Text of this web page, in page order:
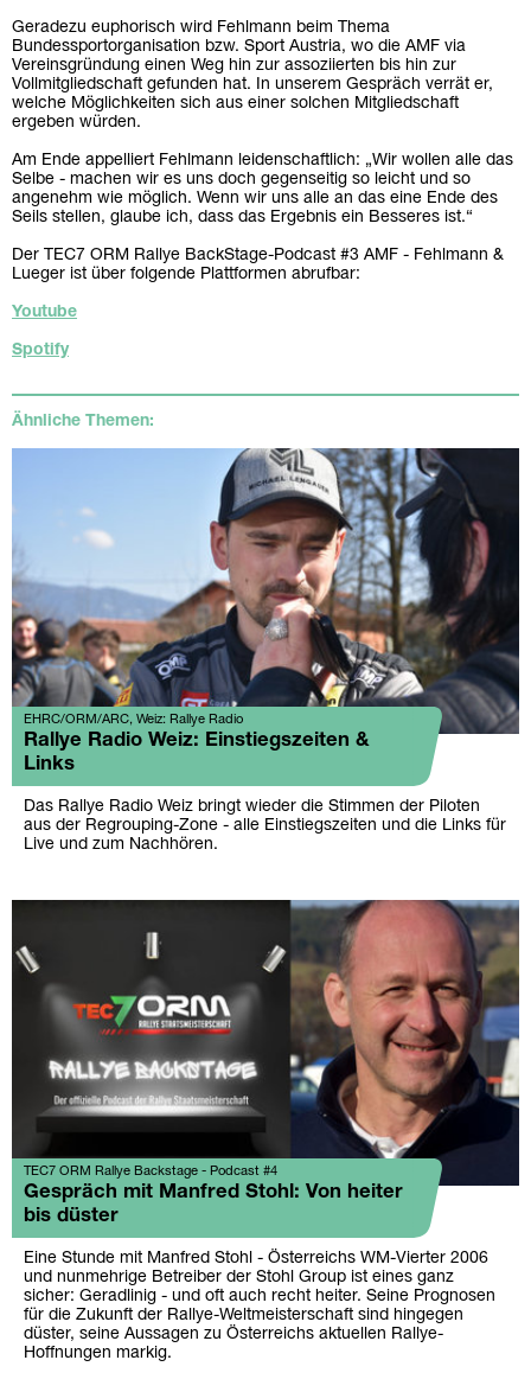
Geradezu euphorisch wird Fehlmann beim Thema
Bundessportorganisation bzw. Sport Austria, wo die AMF via
Vereinsgründung einen Weg hin zur assoziierten bis hin zur
Vollmitgliedschaft gefunden hat. In unserem Gespräch verrät er,
welche Möglichkeiten sich aus einer solchen Mitgliedschaft
ergeben würden.
Am Ende appelliert Fehlmann leidenschaftlich: „Wir wollen alle das
Selbe - machen wir es uns doch gegenseitig so leicht und so
angenehm wie möglich. Wenn wir uns alle an das eine Ende des
Seils stellen, glaube ich, dass das Ergebnis ein Besseres ist.“
Der TEC7 ORM Rallye BackStage-Podcast #3 AMF - Fehlmann &
Lueger ist über folgende Plattformen abrufbar:
Youtube
Spotify
Ähnliche Themen:
EHRC/ORM/ARC, Weiz: Rallye Radio
Rallye Radio Weiz: Einstiegszeiten &
Links
Das Rallye Radio Weiz bringt wieder die Stimmen der Piloten
aus der Regrouping-Zone - alle Einstiegszeiten und die Links für
Live und zum Nachhören.
TEC7 ORM Rallye Backstage - Podcast #4
Gespräch mit Manfred Stohl: Von heiter
bis düster
Eine Stunde mit Manfred Stohl - Österreichs WM-Vierter 2006
und nunmehrige Betreiber der Stohl Group ist eines ganz
sicher: Geradlinig - und oft auch recht heiter. Seine Prognosen
für die Zukunft der Rallye-Weltmeisterschaft sind hingegen
düster, seine Aussagen zu Österreichs aktuellen Rallye-
Hoffnungen markig.